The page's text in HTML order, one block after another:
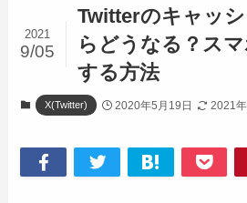
Twitterのキャッ
らどうなる？ス
する方法
2021
9/05
X(Twitter) 2020年5月19日 2021